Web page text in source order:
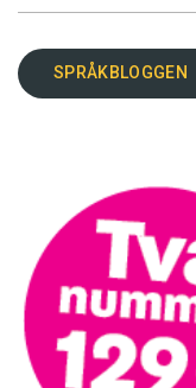
SPRÅKBLOGGEN